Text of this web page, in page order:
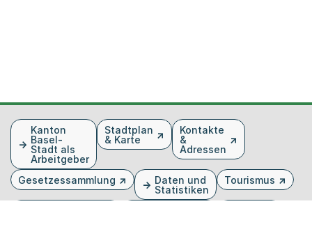
FusszeileKanton
Basel-
Stadt als
Arbeitgeber
Stadtplan
& Karte
Kontakte
&
Adressen
Gesetzessammlung
Daten und
Statistiken
Tourismus